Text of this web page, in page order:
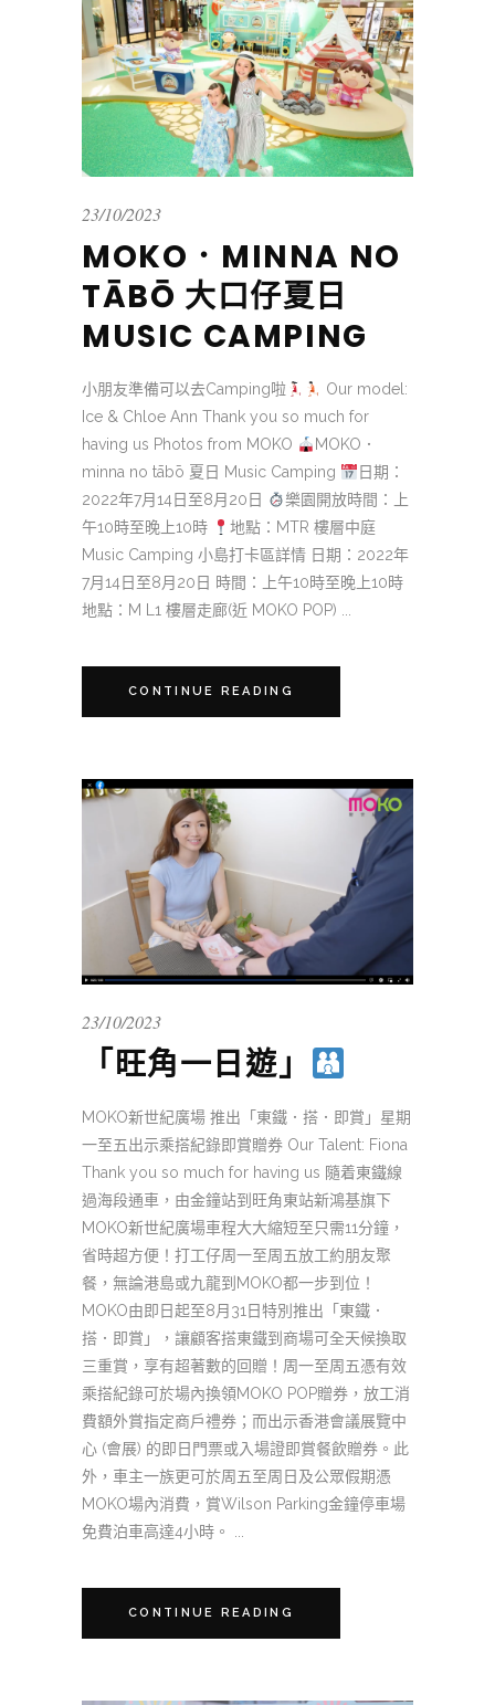
23/10/2023
MOKO．MINNA NO
TĀBŌ 大口仔夏日
MUSIC CAMPING
小朋友準備可以去Camping啦
Our model:
Ice & Chloe Ann Thank you so much for
having us Photos from MOKO
MOKO．
minna no tābō 夏日 Music Camping
日期：
2022年7月14日至8月20日
樂園開放時間：上
午10時至晚上10時
地點：MTR 樓層中庭
Music Camping 小島打卡區詳情 日期：2022年
7月14日至8月20日 時間：上午10時至晚上10時
地點：M L1 樓層走廊(近 MOKO POP) ...
CONTINUE READING
23/10/2023
「旺角一日遊」
MOKO新世紀廣場 推出「東鐵．搭．即賞」星期
一至五出示乘搭紀錄即賞贈券 Our Talent: Fiona
Thank you so much for having us 隨着東鐵線
過海段通車，由金鐘站到旺角東站新鴻基旗下
MOKO新世紀廣場車程大大縮短至只需11分鐘，
省時超方便！打工仔周一至周五放工約朋友聚
餐，無論港島或九龍到MOKO都一步到位！
MOKO由即日起至8月31日特別推出「東鐵．
搭．即賞」，讓顧客搭東鐵到商場可全天候換取
三重賞，享有超著數的回贈！周一至周五憑有效
乘搭紀錄可於場內換領MOKO POP贈券，放工消
費額外賞指定商戶禮券；而出示香港會議展覽中
心 (會展) 的即日門票或入場證即賞餐飲贈券。此
外，車主一族更可於周五至周日及公眾假期憑
MOKO場內消費，賞Wilson Parking金鐘停車場
免費泊車高達4小時。 ...
CONTINUE READING